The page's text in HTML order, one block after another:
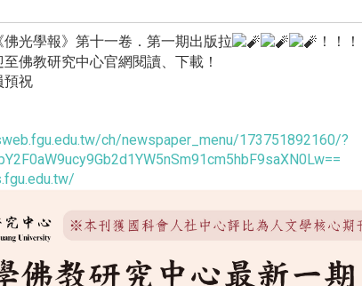
佛光學報》第十一卷．第一期出版拉
！！！
佛教研究中心官網閱讀、下載！
預祝
ch/newspaper_menu/173751892160/?